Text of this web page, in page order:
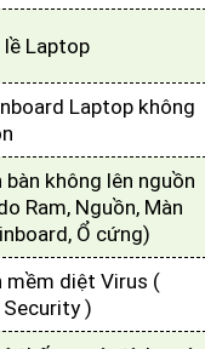
lề Laptop
Laptop không
bàn không lên nguồn
Ram, Nguồn, Màn
Ổ cứng)
mềm diệt Virus (
)